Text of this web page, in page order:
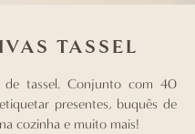
TASSEL
de tassel. Conjunto com 40
presentes, buquês de
cozinha e muito mais!